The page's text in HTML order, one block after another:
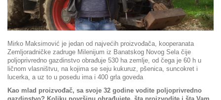
Mirko Maksimović je jedan od najvećih proizvođača, kooperanata
Zemljoradničke zadruge Milenijum iz Banatskog Novog Sela čije
poljoprivredno gazdinstvo obrađuje 530 ha zemlje, od čega je 60 h u
ličnom vlasništvu, na kojima se seju kukuruz, pšenica, suncokret i
lucerka, a uz to u posedu ima i 400 grla goveda
Kao mlad proizvođač, sa svoje 32 godine vodite poljoprivredno